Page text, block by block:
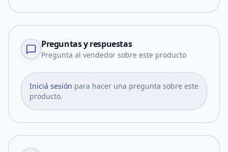
Preguntas y respuestas
Pregunta al vendedor sobre este producto
Iniciá sesión para hacer una pregunta sobre este
producto.